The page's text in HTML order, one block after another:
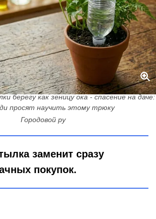
берегу как зеницу ока - спасение на даче:
просят научить этому трюку
Городовой ру
заменит сразу
покупок.